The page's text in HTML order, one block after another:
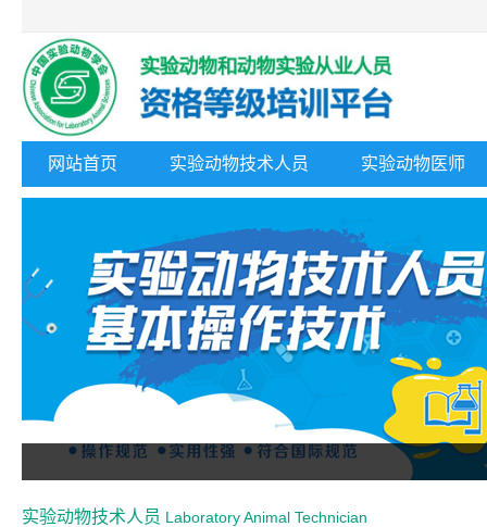
网站首页 实验动物技术人员 实验动物医师
实验动物技术人员 Laboratory Animal Technician